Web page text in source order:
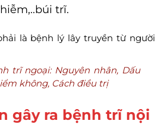
trĩ.
là bệnh lý lây truyền từ người
trĩ ngoại: Nguyên nhân, Dấu
không, Cách điều trị
gây ra bệnh trĩ nội